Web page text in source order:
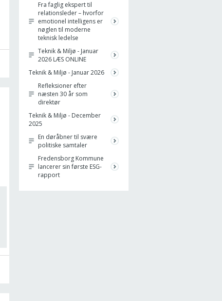
Fra faglig ekspert til
relationsleder – hvorfor
emotionel intelligens er
nøglen til moderne
teknisk ledelse
Teknik & Miljø - Januar
2026 LÆS ONLINE
Teknik & Miljø - Januar 2026
Refleksioner efter
næsten 30 år som
direktør
Teknik & Miljø - December
2025
En døråbner til svære
politiske samtaler
Fredensborg Kommune
lancerer sin første ESG-
rapport